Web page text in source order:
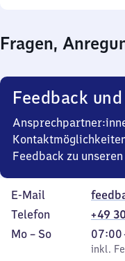
Fragen,
Feedback
Feedback zu
E-Mail
Telefon
+49
Montag
Mo – So,
inkl.
07:00
Von
7
inkl.